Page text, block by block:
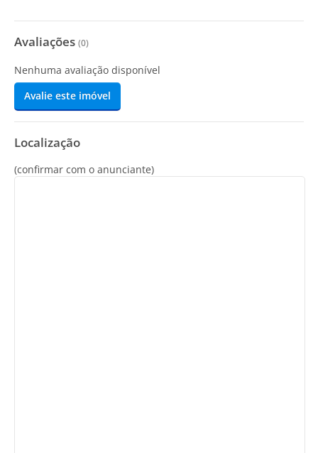
Avaliações (0)
Nenhuma avaliação disponível
Avalie este imóvel
Localização
(confirmar com o anunciante)